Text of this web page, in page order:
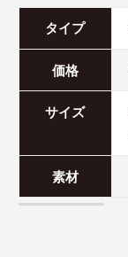
タイプ
価格
サイズ
素材